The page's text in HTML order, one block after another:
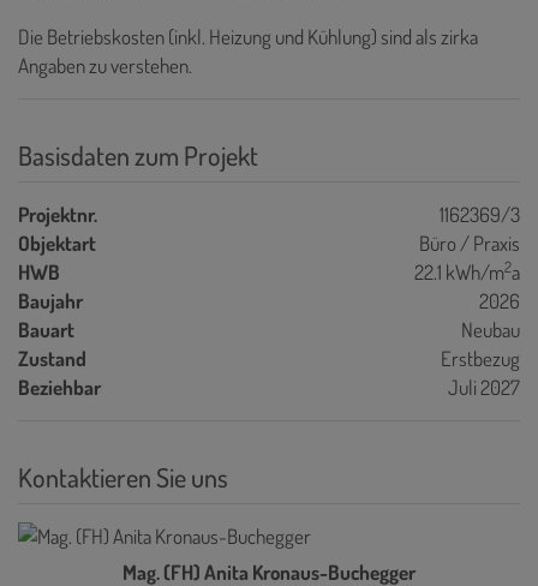
Die Betriebskosten (inkl. Heizung und Kühlung) sind als zirka
Angaben zu verstehen.
Basisdaten zum Projekt
Projektnr.
1162369/3
Objektart
Büro / Praxis
HWB
22.1 kWh/m2a
Baujahr
2026
Bauart
Neubau
Zustand
Erstbezug
Beziehbar
Juli 2027
Kontaktieren Sie uns
Mag. (FH) Anita Kronaus-Buchegger